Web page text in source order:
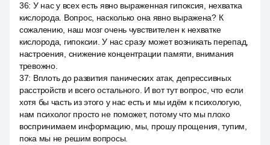
36: У нас у всех есть явно выраженная гипоксия, нехватка
кислорода. Вопрос, насколько она явно выражена? К
сожалению, наш мозг очень чувствителен к нехватке
кислорода, гипоксии. У нас сразу может возникать перепад,
настроения, снижение концентрации памяти, внимания
тревожно.
37: Вплоть до развития панических атак, депрессивных
расстройств и всего остального. И вот тут вопрос, что если
хотя бы часть из этого у нас есть и мы идём к психологую,
нам психолог просто не поможет, потому что мы плохо
воспринимаем информацию, мы, прошу прощения, тупим,
пока мы не решим вопросы.